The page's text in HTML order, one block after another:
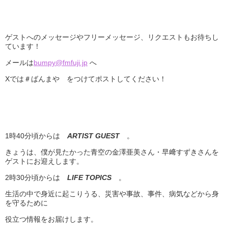
ゲストへのメッセージやフリーメッセージ、リクエストもお待ちし
ています！
メールはbumpy@fmfuji.jp へ
Xでは＃ばんまや をつけてポストしてください！
1時40分頃からは ARTIST GUEST。
きょうは、僕が見たかった青空の金澤亜美さん・早﨑すずきさんを
ゲストにお迎えします。
2時30分頃からは LIFE TOPICS 。
生活の中で身近に起こりうる、災害や事故、事件、病気などから身
を守るために
役立つ情報をお届けします。